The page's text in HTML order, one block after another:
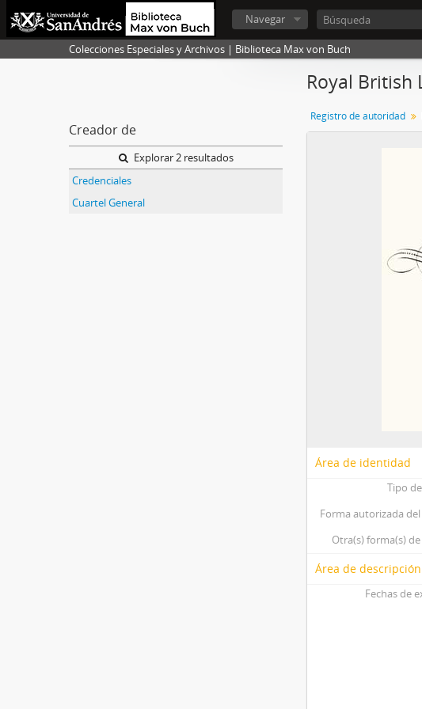
Navegar
Colecciones Especiales y Archivos | Biblioteca Max von Buch
Creador de
Explorar 2 resultados
Credenciales
Cuartel General
Royal British
Registro de autoridad
Área de identidad
Tipo
Forma autorizada
Otra(s) forma(s)
Área de descripción
Fechas de